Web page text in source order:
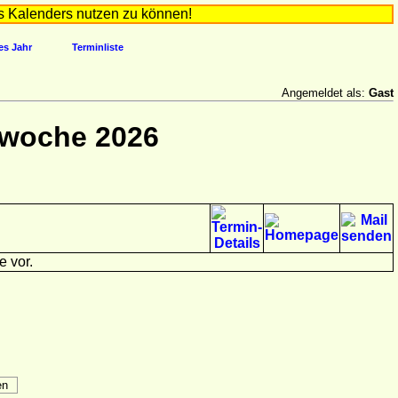
Kalenders nutzen zu können!
Jahr Terminliste
Angemeldet als: Gast
2026
vor.